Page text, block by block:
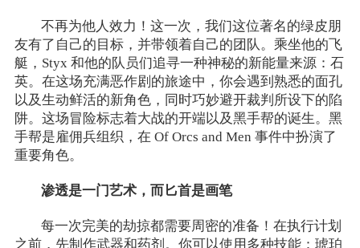
不再为他人效力！这一次，我们这位著名的绿皮朋
友有了自己的目标，并带领着自己的团队。乘坐他的飞
艇，Styx 和他的队员们追寻一种神秘的新能量来源：石
英。在这场充满恶作剧的旅途中，你会遇到熟悉的面孔
以及生动鲜活的新角色，同时巧妙避开裁判所设下的陷
阱。这场冒险标志着大战的开端以及黑手帮的诞生。黑
手帮是雇佣兵组织，在 Of Orcs and Men 事件中扮演了
重要角色。
渗透是一门艺术，而匕首是画笔
每一次完美的劫掠都需要周密的准备！在执行计划
之前，先制作武器和药剂。你可以使用多种技能：琥珀